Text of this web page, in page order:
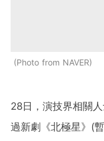
Photo from NAVER
28日，演技界相關
過新劇《北極星》(